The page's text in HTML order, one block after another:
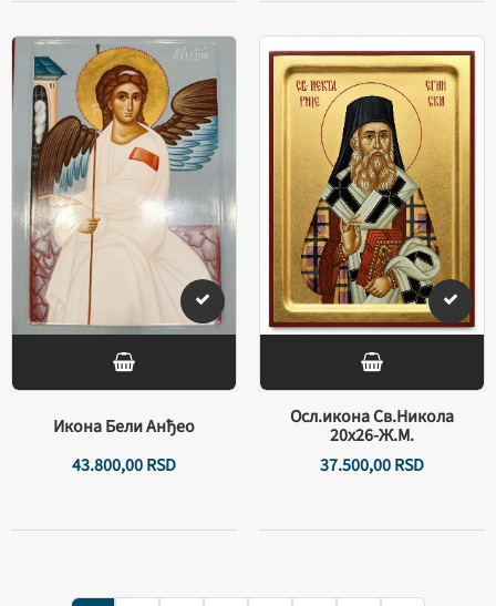
Икона Бели Анђео
43.800,00RSD
Осл.икона Св.Никола
20х26-Ж.М.
37.500,00RSD